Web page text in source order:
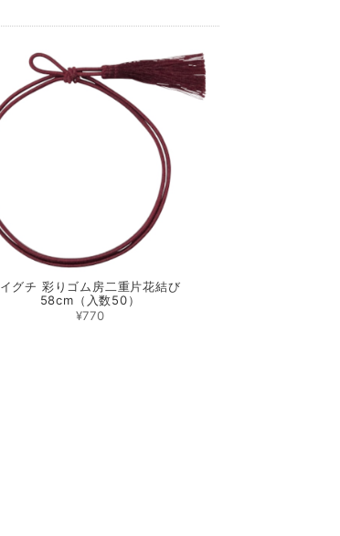
イグチ 彩りゴム房二重片花結び
58cm（入数50）
¥770